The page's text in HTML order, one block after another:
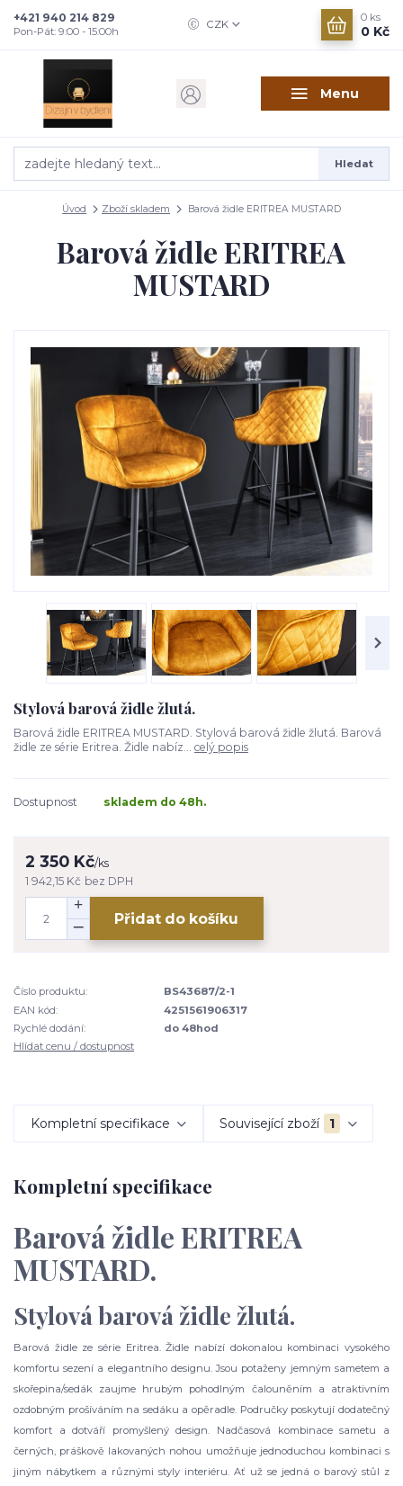
Menu
CZK
Hledat
+421 940 214 829
Pon-Pát: 9:00 - 15:00h
0 ks
0 Kč
Úvod Zboží skladem Barová židle ERITREA MUSTARD
Barová židle ERITREA
MUSTARD
Stylová barová židle žlutá.
Barová židle ERITREA MUSTARD. Stylová barová židle žlutá. Barová
židle ze série Eritrea. Židle nabíz... celý popis
Dostupnost skladem do 48h.
2 350 Kč/ks
1 942,15 Kč bez DPH
Přidat do košíku
Číslo produktu:
BS43687/2-1
EAN kód:
4251561906317
Rychlé dodání:
do 48hod
Hlídat cenu / dostupnost
Kompletní specifikace Související zboží 1
Kompletní specifikace
Barová židle ERITREA
MUSTARD.
Stylová barová židle žlutá.
Barová židle ze série Eritrea. Židle nabízí dokonalou kombinaci vysokého
komfortu sezení a elegantního designu. Jsou potaženy jemným sametem a
skořepina/sedák zaujme hrubým pohodlným čalouněním a atraktivním
ozdobným prošíváním na sedáku a opěradle. Područky poskytují dodatečný
komfort a dotváří promyšlený design. Nadčasová kombinace sametu a
černých, práškově lakovaných nohou umožňuje jednoduchou kombinaci s
jiným nábytkem a různými styly interiéru. Ať už se jedná o barový stůl z